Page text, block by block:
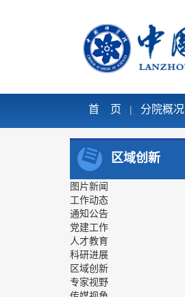
首 页 | 分院概况
区域创新
图片新闻
工作动态
通知公告
党建工作
人才教育
科研进展
区域创新
专家视野